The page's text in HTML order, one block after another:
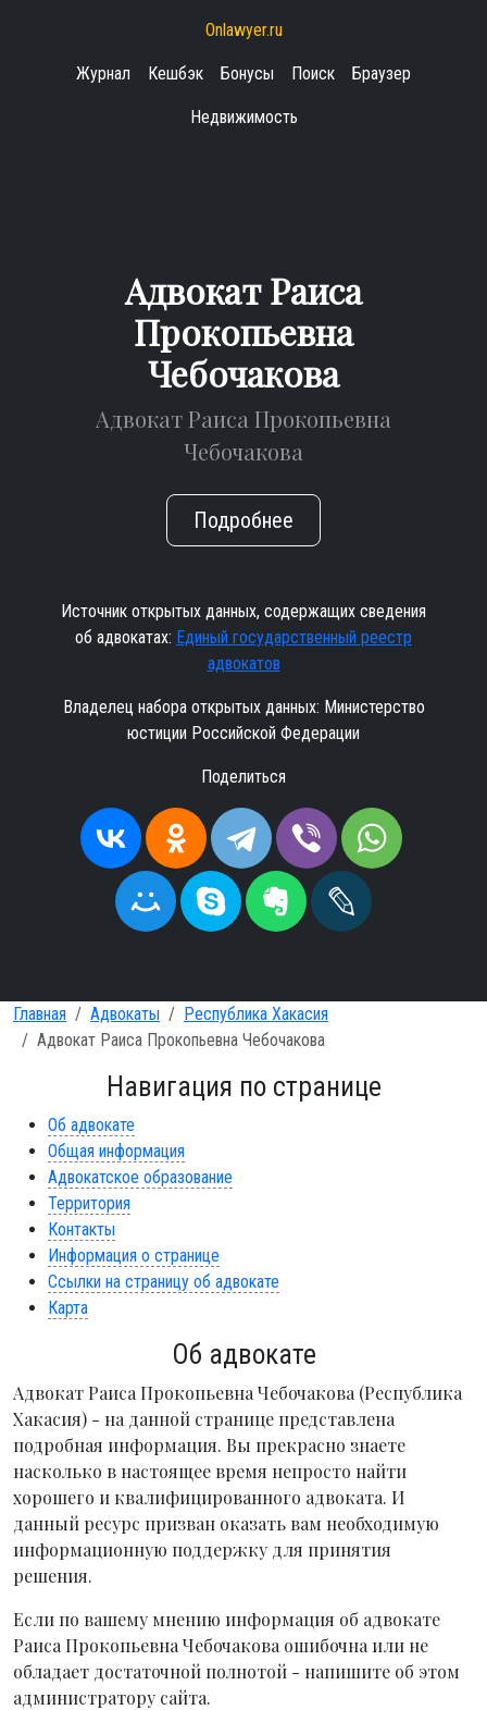
Onlawyer.ru
Журнал Кешбэк Бонусы Поиск Браузер
Недвижимость
Адвокат Раиса
Прокопьевна
Чебочакова
Адвокат Раиса Прокопьевна
Чебочакова
Подробнее
Источник открытых данных, содержащих сведения
об адвокатах: Единый государственный реестр
адвокатов
Владелец набора открытых данных: Министерство
юстиции Российской Федерации
Поделиться
Главная Адвокаты
Республика Хакасия
Адвокат Раиса Прокопьевна Чебочакова
Навигация по странице
Об адвокате
Общая информация
Адвокатское образование
Территория
Контакты
Информация о странице
Ссылки на страницу об адвокате
Карта
Об адвокате
Адвокат Раиса Прокопьевна Чебочакова (Республика
Хакасия) - на данной странице представлена
подробная информация. Вы прекрасно знаете
насколько в настоящее время непросто найти
хорошего и квалифицированного адвоката. И
данный ресурс призван оказать вам необходимую
информационную поддержку для принятия
решения.
Если по вашему мнению информация об адвокате
Раиса Прокопьевна Чебочакова ошибочна или не
обладает достаточной полнотой - напишите об этом
администратору сайта.